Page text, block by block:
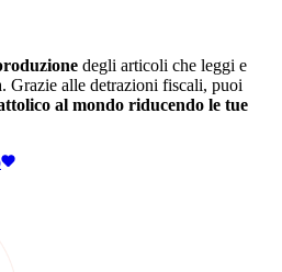
degli articoli che leggi e
Grazie alle detrazioni fiscali, puoi
al mondo riducendo le tue